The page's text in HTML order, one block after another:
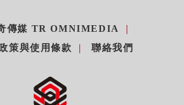
傳媒 TR OMNIMEDIA
策與使用條款
聯絡我們